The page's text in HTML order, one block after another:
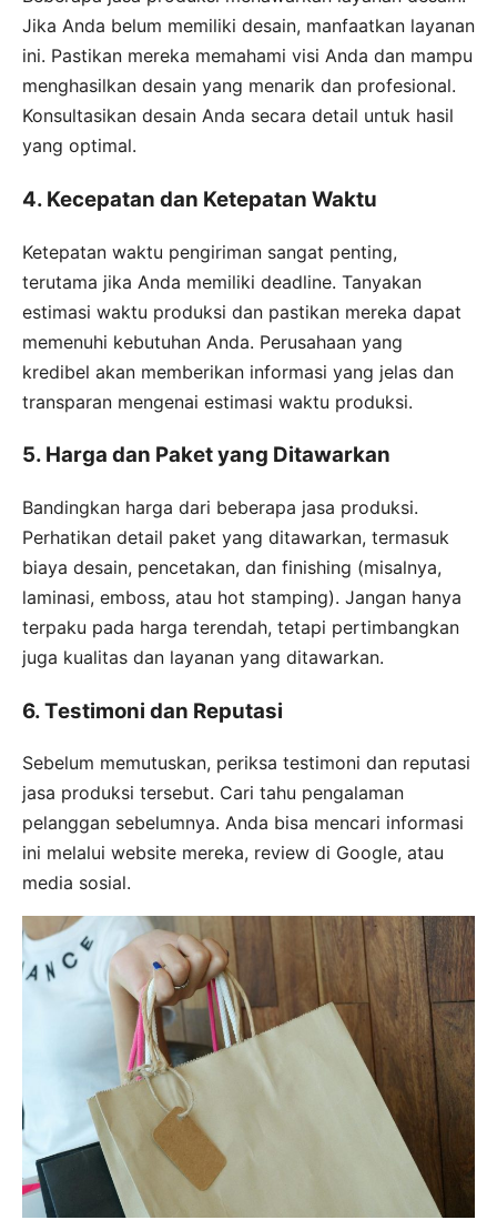
Jika Anda belum memiliki desain, manfaatkan layanan
ini. Pastikan mereka memahami visi Anda dan mampu
menghasilkan desain yang menarik dan profesional.
Konsultasikan desain Anda secara detail untuk hasil
yang optimal.
4. Kecepatan dan Ketepatan Waktu
Ketepatan waktu pengiriman sangat penting,
terutama jika Anda memiliki deadline. Tanyakan
estimasi waktu produksi dan pastikan mereka dapat
memenuhi kebutuhan Anda. Perusahaan yang
kredibel akan memberikan informasi yang jelas dan
transparan mengenai estimasi waktu produksi.
5. Harga dan Paket yang Ditawarkan
Bandingkan harga dari beberapa jasa produksi.
Perhatikan detail paket yang ditawarkan, termasuk
biaya desain, pencetakan, dan finishing (misalnya,
laminasi, emboss, atau hot stamping). Jangan hanya
terpaku pada harga terendah, tetapi pertimbangkan
juga kualitas dan layanan yang ditawarkan.
6. Testimoni dan Reputasi
Sebelum memutuskan, periksa testimoni dan reputasi
jasa produksi tersebut. Cari tahu pengalaman
pelanggan sebelumnya. Anda bisa mencari informasi
ini melalui website mereka, review di Google, atau
media sosial.